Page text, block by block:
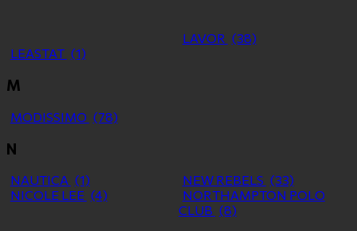
LAVOR (38)
LEASTAT (1)
M
MODISSIMO (78)
N
NAUTICA (1) NEW REBELS (33)
NICOLE LEE (4)
NORTHAMPTON POLO
CLUB (8)